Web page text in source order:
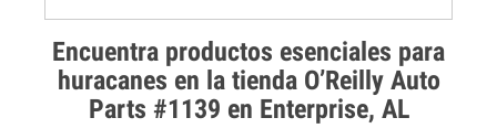
Encuentra productos esenciales para
huracanes en la tienda O’Reilly Auto
Parts #1139 en Enterprise, AL
Prueba de alternadores y
arrancadores
Revisión de la luz "Check Engine"